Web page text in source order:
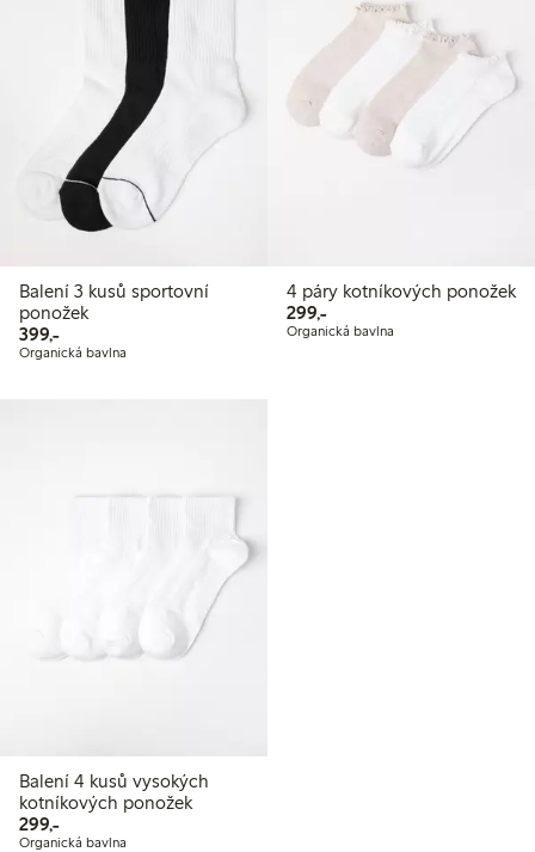
Balení 3 kusů sportovní
ponožek
399,-399,00 Kč
Organická bavlna
4 páry kotníkových ponožek
299,-299,00 Kč
Organická bavlna
Balení 4 kusů vysokých
kotníkových ponožek
299,-299,00 Kč
Organická bavlna